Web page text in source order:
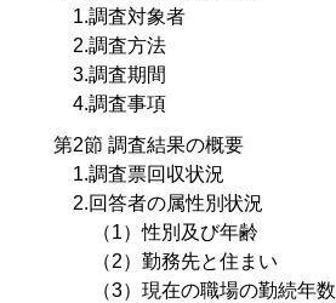
1.調査対象者
2.調査方法
3.調査期間
4.調査事項
第2節 調査結果の概要
1.調査票回収状況
2.回答者の属性別状況
（1）性別及び年齢
（2）勤務先と住まい
（3）現在の職場の勤続年数